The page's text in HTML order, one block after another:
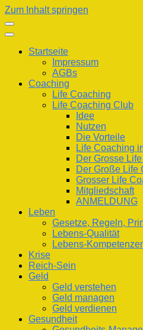
Zum Inhalt springen
Startseite
Impressum
AGBs
Coaching
Life Coaching
Life Coaching Club
Idee
Nutzen
Die Vorteile
Life Coaching
Der Grosse
Der Große Life
Grosser Life
Mitgliedschaft
ANMELDUNG
Leben
Gesetze, Regeln,
Lebens-Qualität
Lebens-
Krise
Reich-Sein
Geld
Geld verstehen
Geld managen
Geld verdienen
Gesundheit